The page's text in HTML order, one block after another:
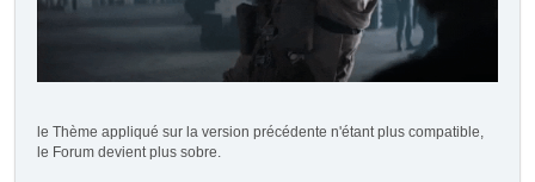
le Thème appliqué sur la version précédente n'étant plus compatible,
le Forum devient plus sobre.